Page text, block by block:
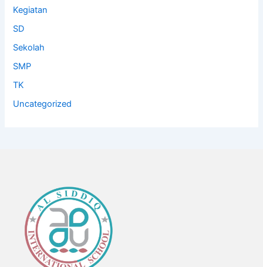
Kegiatan
SD
Sekolah
SMP
TK
Uncategorized